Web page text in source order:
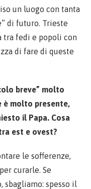
un luogo con tanta
di futuro. Trieste
tra fedi e popoli con
di fare di queste
breve” molto
è molto presente,
il Papa. Cosa
est e ovest?
le sofferenze,
curarle. Se
sbagliamo: spesso il